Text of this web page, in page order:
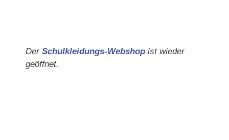
Der Schulkleidungs-Webshop ist wieder
geöffnet.